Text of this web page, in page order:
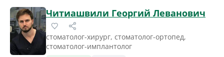
Читиашвили Георгий Леванович
стоматолог-хирург, стоматолог-ортопед,
стоматолог-имплантолог